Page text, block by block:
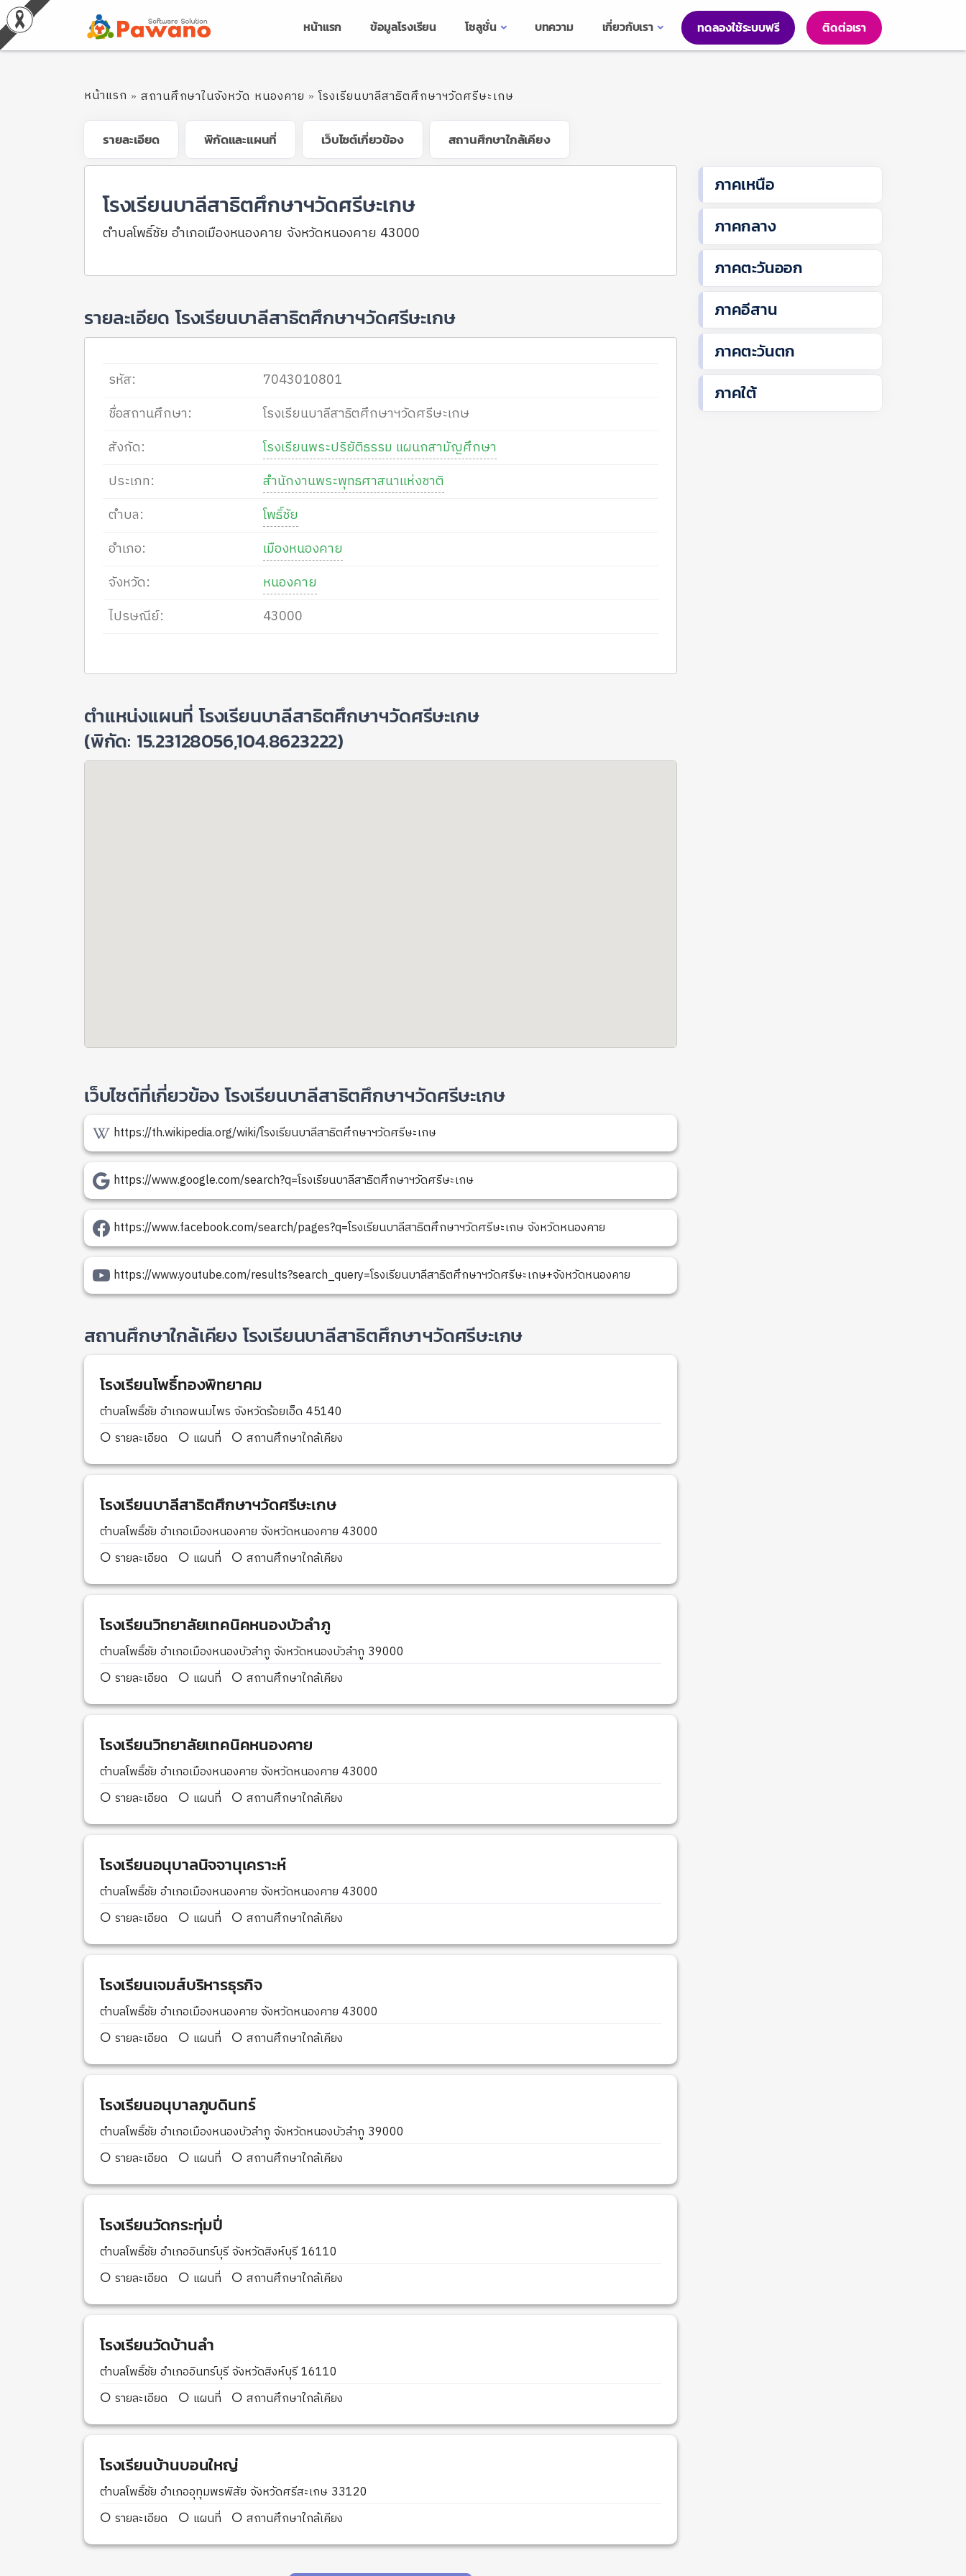
หน้าแรก ข้อมูลโรงเรียน โซลูชั่น บทความ เกี่ยวกับเรา ทดลองใช้ระบบฟรี ติดต่อเรา
หน้าแรก สถานศึกษาในจังหวัด หนองคาย โรงเรียนบาลีสาธิตศึกษาฯวัดศรีษะเกษ
รายละเอียด พิกัดและแผนที่ เว็บไซต์เกี่ยวข้อง สถานศึกษาใกล้เคียง
โรงเรียนบาลีสาธิตศึกษาฯวัดศรีษะเกษ
ตำบลโพธิ์ชัย อำเภอเมืองหนองคาย จังหวัดหนองคาย 43000
รายละเอียด โรงเรียนบาลีสาธิตศึกษาฯวัดศรีษะเกษ
รหัส:
7043010801
ชื่อสถานศึกษา:
โรงเรียนบาลีสาธิตศึกษาฯวัดศรีษะเกษ
สังกัด:
โรงเรียนพระปริยัติธรรม แผนกสามัญศึกษา
ประเภท:
สำนักงานพระพุทธศาสนาแห่งชาติ
ตำบล:
โพธิ์ชัย
อำเภอ:
เมืองหนองคาย
จังหวัด:
หนองคาย
ไปรษณีย์:
43000
ตำแหน่งแผนที่ โรงเรียนบาลีสาธิตศึกษาฯวัดศรีษะเกษ
(พิกัด: 15.23128056,104.8623222)
เว็บไซต์ที่เกี่ยวข้อง โรงเรียนบาลีสาธิตศึกษาฯวัดศรีษะเกษ
https://th.wikipedia.org/wiki/โรงเรียนบาลีสาธิตศึกษาฯวัดศรีษะเกษ
https://www.google.com/search?q=โรงเรียนบาลีสาธิตศึกษาฯวัดศรีษะเกษ
https://www.facebook.com/search/pages?q=โรงเรียนบาลีสาธิตศึกษาฯวัดศรีษะเกษ จังหวัดหนองคาย
https://www.youtube.com/results?search_query=โรงเรียนบาลีสาธิตศึกษาฯวัดศรีษะเกษ+จังหวัดหนองคาย
สถานศึกษาใกล้เคียง โรงเรียนบาลีสาธิตศึกษาฯวัดศรีษะเกษ
โรงเรียนโพธิ์ทองพิทยาคม
ตำบลโพธิ์ชัย อำเภอพนมไพร จังหวัดร้อยเอ็ด 45140
รายละเอียด
แผนที่ สถานศึกษาใกล้เคียง
โรงเรียนบาลีสาธิตศึกษาฯวัดศรีษะเกษ
ตำบลโพธิ์ชัย อำเภอเมืองหนองคาย จังหวัดหนองคาย 43000
รายละเอียด
แผนที่ สถานศึกษาใกล้เคียง
โรงเรียนวิทยาลัยเทคนิคหนองบัวลำภู
ตำบลโพธิ์ชัย อำเภอเมืองหนองบัวลำภู จังหวัดหนองบัวลำภู 39000
รายละเอียด
แผนที่ สถานศึกษาใกล้เคียง
โรงเรียนวิทยาลัยเทคนิคหนองคาย
ตำบลโพธิ์ชัย อำเภอเมืองหนองคาย จังหวัดหนองคาย 43000
รายละเอียด
แผนที่ สถานศึกษาใกล้เคียง
โรงเรียนอนุบาลนิจจานุเคราะห์
ตำบลโพธิ์ชัย อำเภอเมืองหนองคาย จังหวัดหนองคาย 43000
รายละเอียด
แผนที่ สถานศึกษาใกล้เคียง
โรงเรียนเจมส์บริหารธุรกิจ
ตำบลโพธิ์ชัย อำเภอเมืองหนองคาย จังหวัดหนองคาย 43000
รายละเอียด
แผนที่ สถานศึกษาใกล้เคียง
โรงเรียนอนุบาลภูบดินทร์
ตำบลโพธิ์ชัย อำเภอเมืองหนองบัวลำภู จังหวัดหนองบัวลำภู 39000
รายละเอียด
แผนที่ สถานศึกษาใกล้เคียง
โรงเรียนวัดกระทุ่มปี่
ตำบลโพธิ์ชัย อำเภออินทร์บุรี จังหวัดสิงห์บุรี 16110
รายละเอียด
แผนที่ สถานศึกษาใกล้เคียง
โรงเรียนวัดบ้านลำ
ตำบลโพธิ์ชัย อำเภออินทร์บุรี จังหวัดสิงห์บุรี 16110
รายละเอียด
แผนที่ สถานศึกษาใกล้เคียง
โรงเรียนบ้านบอนใหญ่
ตำบลโพธิ์ชัย อำเภออุทุมพรพิสัย จังหวัดศรีสะเกษ 33120
รายละเอียด
แผนที่ สถานศึกษาใกล้เคียง
ภาคเหนือ
ภาคกลาง
ภาคตะวันออก
ภาคอีสาน
ภาคตะวันตก
ภาคใต้